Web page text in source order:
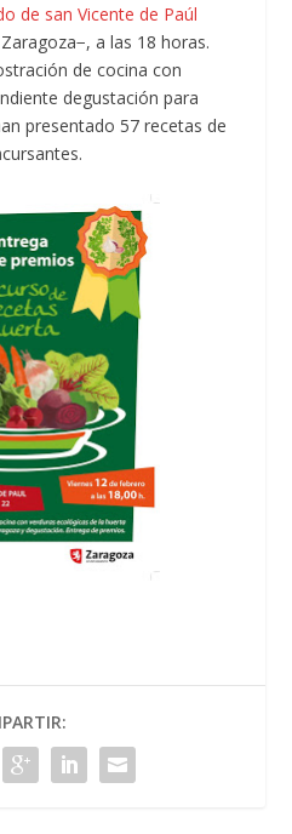
de san Vicente de Paúl
a las 18 horas.
de cocina con
degustación para
presentado 57 recetas de